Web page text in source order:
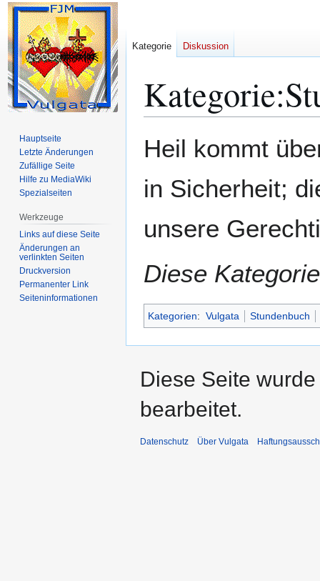
Kategorie:
Navigation
Suche
Heil kommt
in Sicherheit;
unsere
Diese
Kategorien: Vulgata Stundenbuch
Kategorie Diskussion
Hauptseite
Letzte Änderungen
Zufällige Seite
Hilfe zu MediaWiki
Spezialseiten
Werkzeuge
Links auf diese Seite
Änderungen an
verlinkten Seiten
Druckversion
Permanenter Link
Seiten­­informationen
Diese Seite
bearbeitet.
Datenschutz Über Vulgata